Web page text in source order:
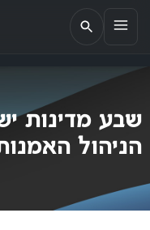
EUROMIX
אתר הבית של
שבע מדינות
הניהול